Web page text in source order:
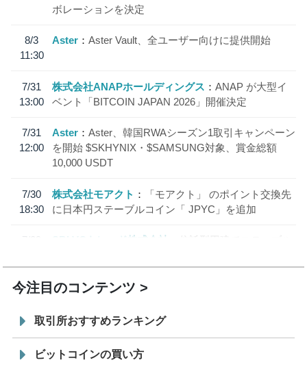
ボレーションを決定
8/3
11:30
Aster Aster Vault、全ユーザー向けに提供開始
7/31
13:00
株式会社ANAPホールディングス
ANAP が大型イ
ベント「BITCOIN JAPAN 2026」開催決定
7/31
12:00
Aster
Aster、韓国RWAシーズン1取引キャンペーン
を開始 $SKHYNIX・$SAMSUNG対象、賞金総額
10,000 USDT
7/30
18:30
株式会社モアクト
「モアクト」 のポイント交換先
に日本円ステーブルコイン「 JPYC」を追加
7/29
SBI VCトレード株式会社
信託型円建てステーブル
今注目のコンテンツ
取引所おすすめランキング
ビットコインの買い方